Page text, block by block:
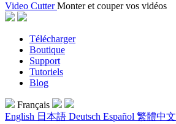
Video Cutter Monter et couper vos vidéos
Télécharger
Boutique
Support
Tutoriels
Blog
Français
English 日本語 Deutsch Español 繁體中文